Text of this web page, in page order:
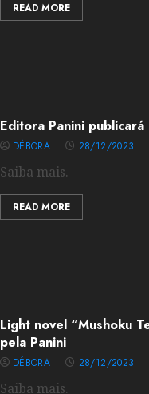
READ MORE
Editora Panini publicará
DÉBORA 28/12/2023
Saiba mais.
READ MORE
Light novel “Mushoku
pela Panini
DÉBORA 28/12/2023
Saiba mais.